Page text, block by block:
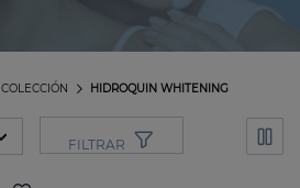
HIDROQUIN WHITENING
COLECCIÓN
FILTRAR